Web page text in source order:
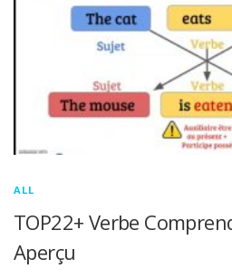
ALL
TOP22+ Verbe
Aperçu